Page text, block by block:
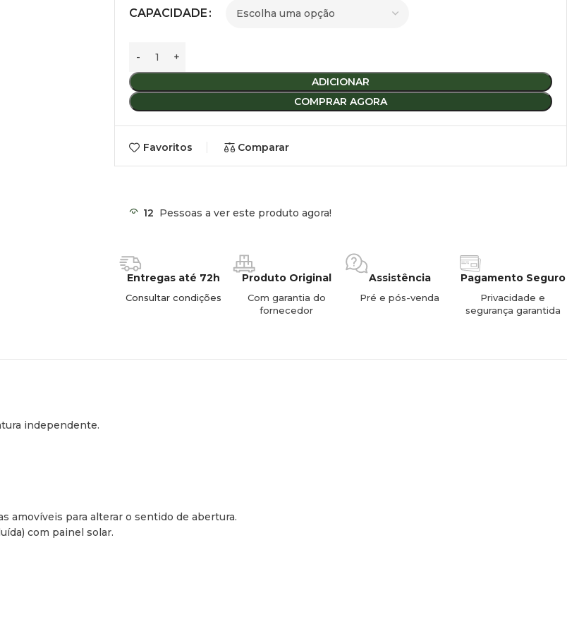
Tamanho: 640x420x420x520 mm (CxLxA)
Capacidade: 55,3 litros.
Peso: 17,2 kg.
Dimensões: 640 x 420 x 620 mm (C x L x A)
CAPACIDADE
ADICIONAR
COMPRAR AGORA
Favoritos Comparar
12 Pessoas a ver este produto agora!
Entregas até 72h
Consultar condições
Produto Original
Com garantia do
fornecedor
Assistência
Pré e pós-venda
Pagamento Seguro
Privacidade e
segurança garantida
independente.
amovíveis para alterar o sentido de abertura.
com painel solar.